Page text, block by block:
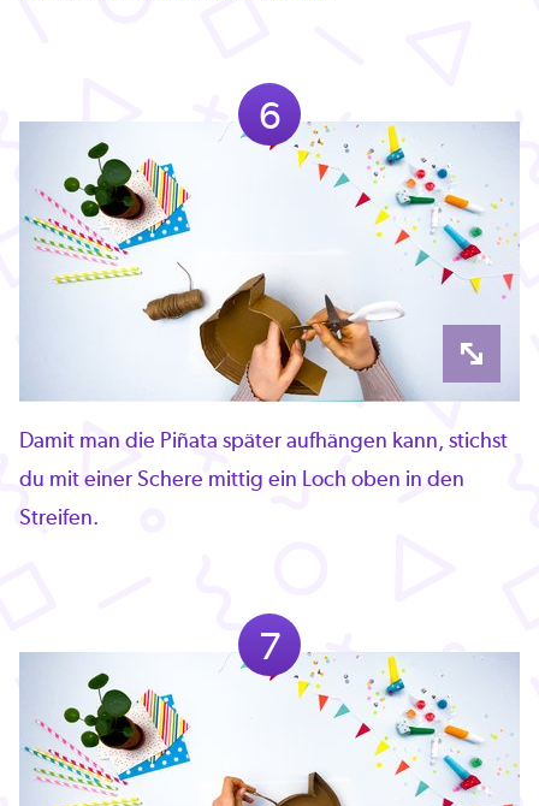
6
Damit man die Piñata später aufhängen kann, stichst
du mit einer Schere mittig ein Loch oben in den
Streifen.
7